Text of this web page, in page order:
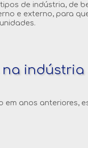
de indústria, de
e externo, para
em anos anteriores,